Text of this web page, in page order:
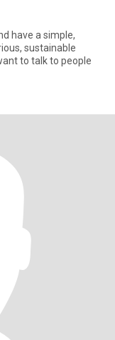
have a simple,
sustainable
to talk to people